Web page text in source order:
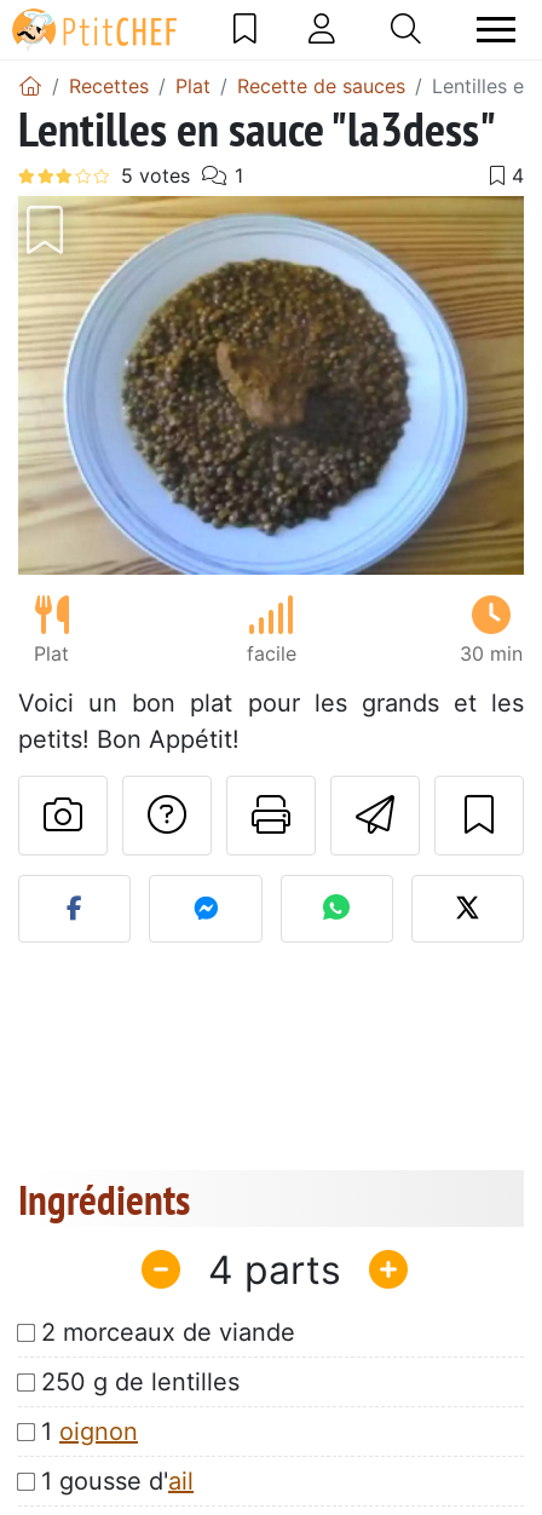
Recettes Plat Recette de sauces Lentilles en
Lentilles en sauce "la3dess"
Plat facile 30 min
Voici un bon plat pour les grands et les
petits! Bon Appétit!
Imprimer
Poser une
Publier votre photo de
Ingrédients
4
2 morceaux de viande
250 g de lentilles
1 oignon
1 gousse d'ail